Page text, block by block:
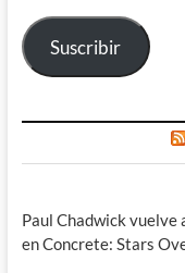
electrónico
Suscribir
Paul Chadwick vuelve
en Concrete: Stars